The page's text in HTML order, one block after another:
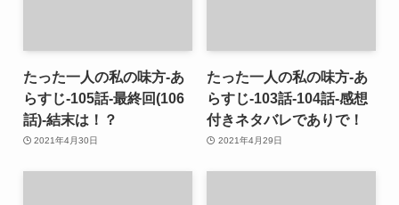
たった一人の私の味方-あ
らすじ-105話-最終回(106
話)-結末は！？
2021年4月30日
たった一人の私の味方-あ
らすじ-103話-104話-感想
付きネタバレでありで！
2021年4月29日